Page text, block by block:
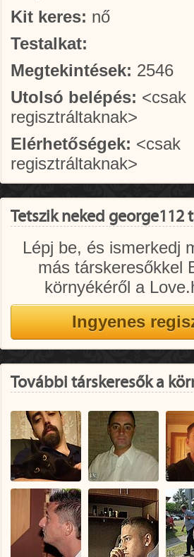
Kit keres: nő
Testalkat:
Megtekintések: 2546
Utolsó belépés: <csak
regisztráltaknak>
Elérhetőségek: <csak
regisztráltaknak>
Tetszik neked george112
Lépj be, és ismerkedj
más társkeresőkkel
környékéről a
További társkeresők a